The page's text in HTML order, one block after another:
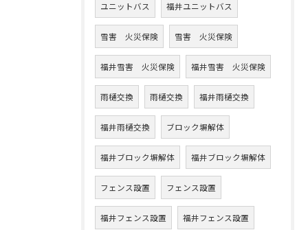
ユニットバス 福井ユニットバス
雪害 火災保険 雪害 火災保険
福井雪害 火災保険 福井雪害 火災保険
雨樋交換 雨樋交換 福井雨樋交換
福井雨樋交換 ブロック塀解体
福井ブロック塀解体 福井ブロック塀解体
フェンス設置 フェンス設置
福井フェンス設置 福井フェンス設置